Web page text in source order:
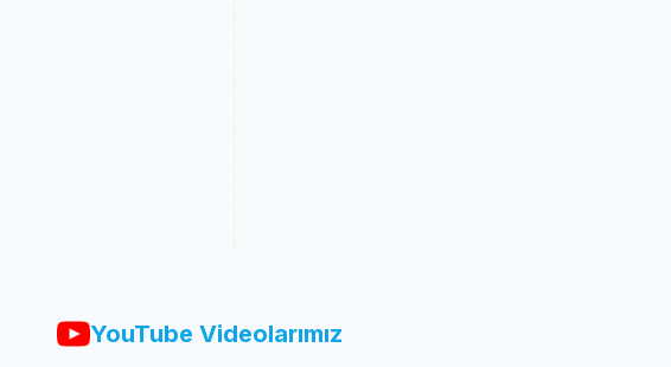
YouTube Videolarımız